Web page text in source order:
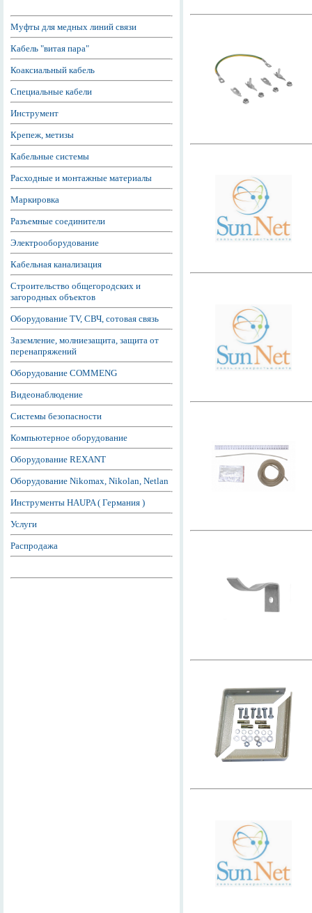
Муфты для медных линий связи
Кабель "витая пара"
Коаксиальный кабель
Специальные кабели
Инструмент
Крепеж, метизы
Кабельные системы
Расходные и монтажные материалы
Маркировка
Разъемные соединители
Электрооборудование
Кабельная канализация
Строительство общегородских и
загородных объектов
Оборудование TV, СВЧ, сотовая связь
Заземление, молниезащита, защита от
перенапряжений
Оборудование COMMENG
Видеонаблюдение
Системы безопасности
Компьютерное оборудование
Оборудование REXANT
Оборудование Nikomax, Nikolan, Netlan
Инструменты HAUPA ( Германия )
Услуги
Распродажа